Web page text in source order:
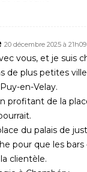
20 décembre 2025 à 21h09
vous, et je suis
de plus petites
en-Velay.
profitant de la
du palais de
pour que les bars
clientèle.